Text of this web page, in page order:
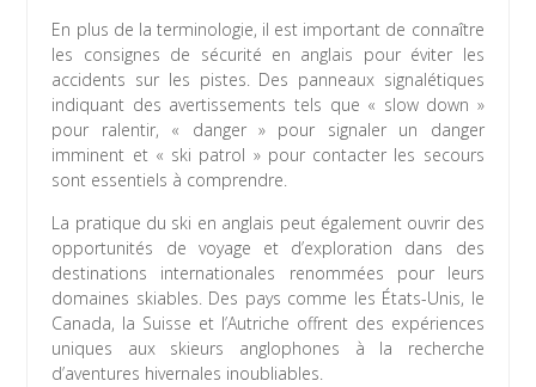
En plus de la terminologie, il est important de connaître
les consignes de sécurité en anglais pour éviter les
accidents sur les pistes. Des panneaux signalétiques
indiquant des avertissements tels que « slow down »
pour ralentir, « danger » pour signaler un danger
imminent et « ski patrol » pour contacter les secours
sont essentiels à comprendre.
La pratique du ski en anglais peut également ouvrir des
opportunités de voyage et d’exploration dans des
destinations internationales renommées pour leurs
domaines skiables. Des pays comme les États-Unis, le
Canada, la Suisse et l’Autriche offrent des expériences
uniques aux skieurs anglophones à la recherche
d’aventures hivernales inoubliables.